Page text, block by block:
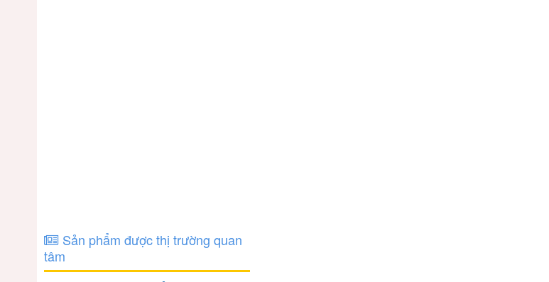
Sản phẩm được thị trường quan
tâm